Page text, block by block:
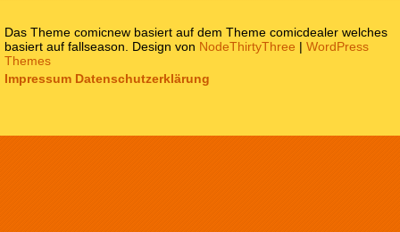
Impressum Datenschutzerklärung
Das Theme comicnew basiert auf dem Theme comicdealer welches
basiert auf fallseason. Design von NodeThirtyThree |WordPress
Themes